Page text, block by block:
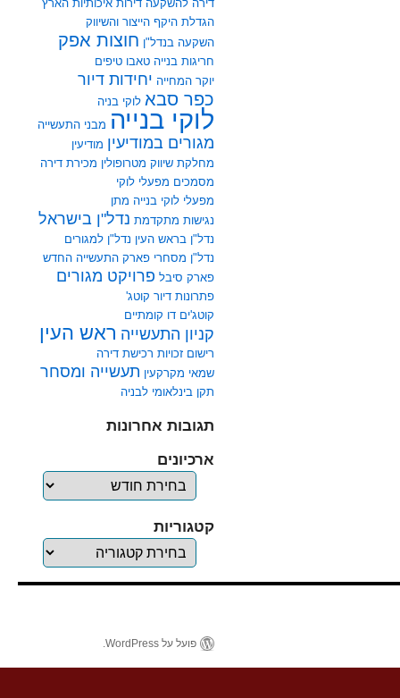
דירה להשקעה דירות איכותיות הארץ
הגדלת היקף הייצור והשיווק
השקעה בנדל"ן חוצות אפק
חריגות בנייה טאבו טיפים
יוקר המחייה יחידות דיור
כפר סבא לוקי בניה
לוקי בנייה מבני התעשייה
מגורים במודיעין מודיעין
מחלקת שיווק מטרופולין מכירת דירה
מסמכים מפעלי לוקי
מפעלי לוקי בנייה מתן
נגישות מתקדמת נדל"ן בישראל
נדל"ן בראש העין נדל"ן למגורים
נדל"ן מסחרי פארק התעשייה החדש
פארק סיבל פרויקט מגורים
פתרונות דיור קוטג'
קוטג'ים דו קומתיים
קניון התעשייה ראש העין
רישום זכויות רכישת דירה
שמאי מקרקעין תעשייה ומסחר
תקן בינלאומי לבניה
תגובות אחרונות
ארכיונים
ארכיונים
קטגוריות
קטגוריות
פועל על WordPress.